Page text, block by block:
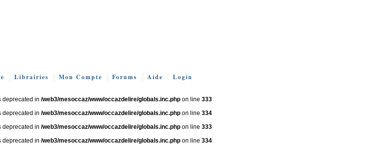
Librairies Mon Compte Forums Aide Login
deprecated in /web3/mesoccaz/www/occazdelire/globals.inc.php on line 333
deprecated in /web3/mesoccaz/www/occazdelire/globals.inc.php on line 334
deprecated in /web3/mesoccaz/www/occazdelire/globals.inc.php on line 333
deprecated in /web3/mesoccaz/www/occazdelire/globals.inc.php on line 334